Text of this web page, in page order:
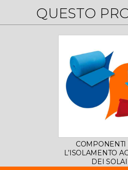
QUESTO
COMPONENTI
L’ISOLAMENTO
DEI SOLAI